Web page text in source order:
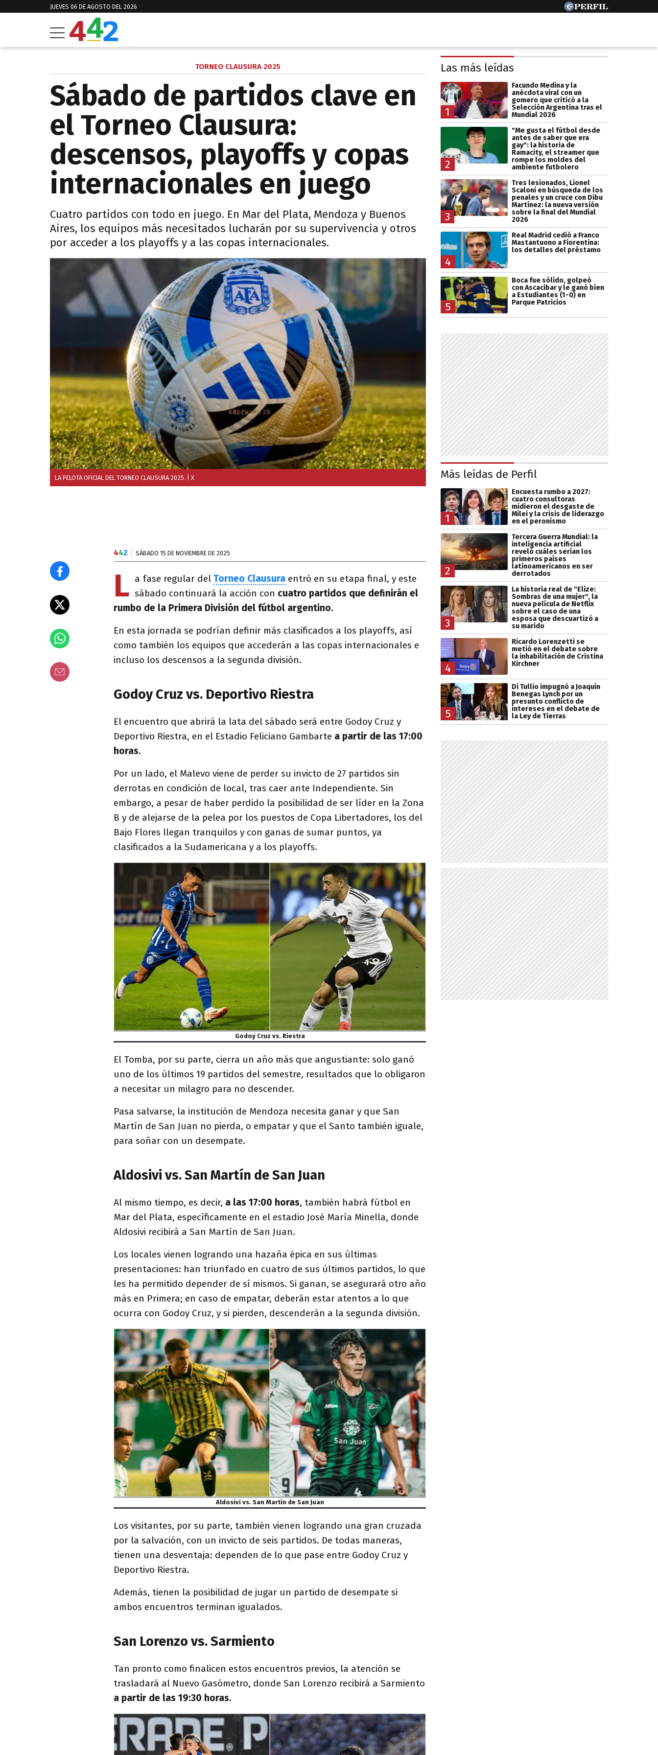
JUEVES 06 DE AGOSTO DEL 2026
TORNEO CLAUSURA 2025
Sábado de partidos clave en
el Torneo Clausura:
descensos, playoffs y copas
internacionales en juego
Cuatro partidos con todo en juego. En Mar del Plata, Mendoza y Buenos
Aires, los equipos más necesitados lucharán por su supervivencia y otros
por acceder a los playoffs y a las copas internacionales.
LA PELOTA OFICIAL DEL TORNEO CLAUSURA 2025. | X
442 SÁBADO 15 DE NOVIEMBRE DE 2025
L a fase regular del Torneo Clausura entró en su etapa final, y este
sábado continuará la acción con cuatro partidos que definirán el
rumbo de la Primera División del fútbol argentino.
En esta jornada se podrían definir más clasificados a los playoffs, así
como también los equipos que accederán a las copas internacionales e
incluso los descensos a la segunda división.
Godoy Cruz vs. Deportivo Riestra
El encuentro que abrirá la lata del sábado será entre Godoy Cruz y
Deportivo Riestra, en el Estadio Feliciano Gambarte a partir de las 17:00
horas.
Por un lado, el Malevo viene de perder su invicto de 27 partidos sin
derrotas en condición de local, tras caer ante Independiente. Sin
embargo, a pesar de haber perdido la posibilidad de ser líder en la Zona
B y de alejarse de la pelea por los puestos de Copa Libertadores, los del
Bajo Flores llegan tranquilos y con ganas de sumar puntos, ya
clasificados a la Sudamericana y a los playoffs.
Godoy Cruz vs. Riestra
El Tomba, por su parte, cierra un año más que angustiante: solo ganó
uno de los últimos 19 partidos del semestre, resultados que lo obligaron
a necesitar un milagro para no descender.
Pasa salvarse, la institución de Mendoza necesita ganar y que San
Martín de San Juan no pierda, o empatar y que el Santo también iguale,
para soñar con un desempate.
Aldosivi vs. San Martín de San Juan
Al mismo tiempo, es decir, a las 17:00 horas, también habrá fútbol en
Mar del Plata, específicamente en el estadio José María Minella, donde
Aldosivi recibirá a San Martín de San Juan.
Los locales vienen logrando una hazaña épica en sus últimas
presentaciones: han triunfado en cuatro de sus últimos partidos, lo que
les ha permitido depender de sí mismos. Si ganan, se asegurará otro año
más en Primera; en caso de empatar, deberán estar atentos a lo que
ocurra con Godoy Cruz, y si pierden, descenderán a la segunda división.
Aldosivi vs. San Martín de San Juan
Los visitantes, por su parte, también vienen logrando una gran cruzada
por la salvación, con un invicto de seis partidos. De todas maneras,
tienen una desventaja: dependen de lo que pase entre Godoy Cruz y
Deportivo Riestra.
Además, tienen la posibilidad de jugar un partido de desempate si
ambos encuentros terminan igualados.
San Lorenzo vs. Sarmiento
Tan pronto como finalicen estos encuentros previos, la atención se
trasladará al Nuevo Gasómetro, donde San Lorenzo recibirá a Sarmiento
a partir de las 19:30 horas.
Las más leídas
1
Facundo Medina y la
anécdota viral con un
gomero que criticó a la
Selección Argentina tras el
Mundial 2026
2
"Me gusta el fútbol desde
antes de saber que era
gay": la historia de
Ramacity, el streamer que
rompe los moldes del
ambiente futbolero
3
Tres lesionados, Lionel
Scaloni en búsqueda de los
penales y un cruce con Dibu
Martínez: la nueva versión
sobre la final del Mundial
2026
4
Real Madrid cedió a Franco
Mastantuono a Fiorentina:
los detalles del préstamo
5
Boca fue sólido, golpeó
con Ascacibar y le ganó bien
a Estudiantes (1-0) en
Parque Patricios
Más leídas de Perfil
1
Encuesta rumbo a 2027:
cuatro consultoras
midieron el desgaste de
Milei y la crisis de liderazgo
en el peronismo
2
Tercera Guerra Mundial: la
inteligencia artificial
reveló cuáles serían los
primeros países
latinoamericanos en ser
derrotados
3
La historia real de "Elize:
Sombras de una mujer", la
nueva película de Netflix
sobre el caso de una
esposa que descuartizó a
su marido
4
Ricardo Lorenzetti se
metió en el debate sobre
la inhabilitación de Cristina
Kirchner
5
Di Tullio impugnó a Joaquín
Benegas Lynch por un
presunto conflicto de
intereses en el debate de
la Ley de Tierras